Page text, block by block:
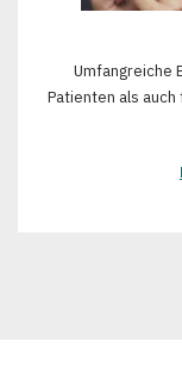
Umfangreiche
Patienten als